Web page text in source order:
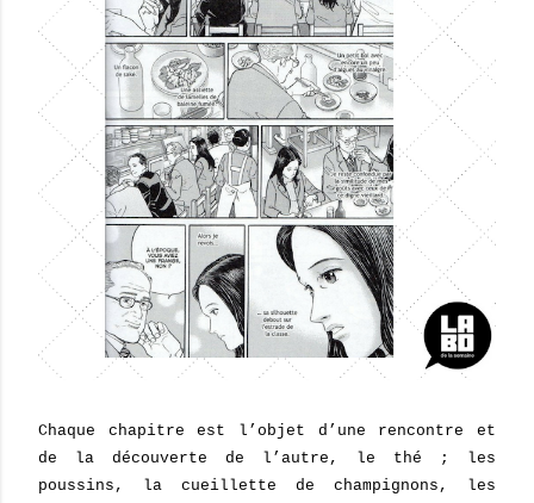
Chaque chapitre est l’objet d’une rencontre et
de la découverte de l’autre, le thé ; les
poussins, la cueillette de champignons, les